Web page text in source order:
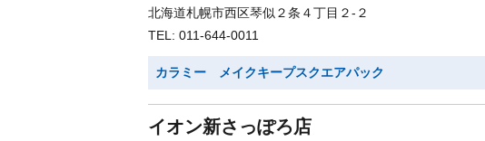
北海道札幌市西区琴似２条４丁目２-２
TEL: 011-644-0011
カラミー メイクキープスクエアパック
イオン新さっぽろ店